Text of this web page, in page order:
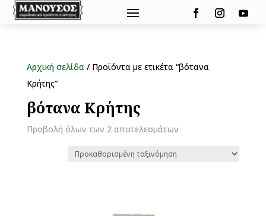
Αρχική σελίδα/ Προϊόντα με ετικέτα “βότανα
Κρήτης”
βότανα Κρήτης
Προβολή όλων των 2 αποτελεσμάτων